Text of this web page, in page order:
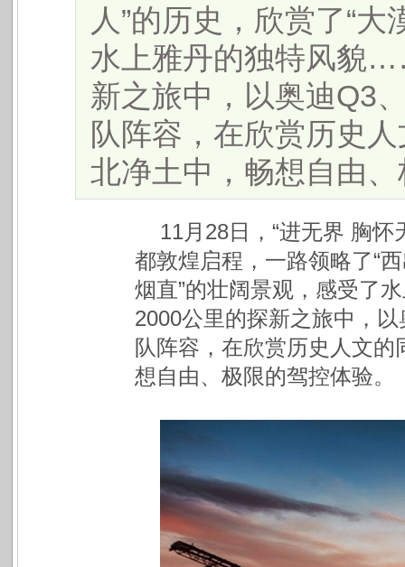
人”的历史，欣赏了“
水上雅丹的独特风貌
新之旅中，以奥迪Q3
队阵容，在欣赏历史
北净土中，畅想自由
11月28日，“进无界 胸
都敦煌启程，一路领略了“
烟直”的壮阔景观，感受了
2000公里的探新之旅中，
队阵容，在欣赏历史人文
想自由、极限的驾控体验。